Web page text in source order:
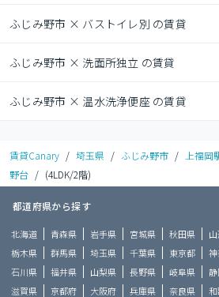
ふじみ野市 × バストイレ別 の賃貸
ふじみ野市 × 洗面所独立 の賃貸
ふじみ野市 × 温水洗浄便座 の賃貸
賃貸Canary / 埼玉県 / ふじみ野市 / 上福岡
野台 / (4LDK/2階)
都道府県から探す
北海道 青森県 岩手県 宮城県 秋田県
栃木県
群馬県 埼玉県 千葉県 東京都
石川県
福井県 山梨県 長野県 岐阜県
滋賀県
京都府 大阪府 兵庫県 奈良県